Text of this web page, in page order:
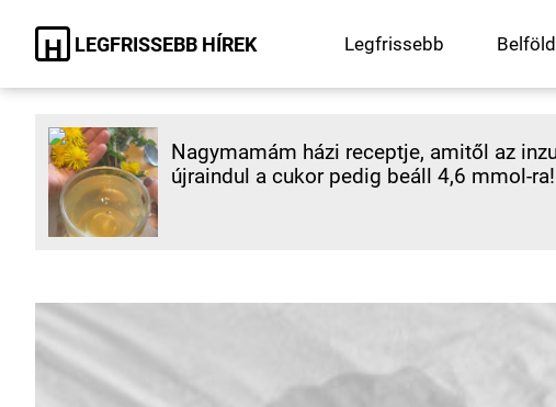
H LEGFRISSEBB HÍREK Legfrissebb Belföld
Nagymamám házi receptje, amitől az
újraindul a cukor pedig beáll 4,6 mmol-ra!